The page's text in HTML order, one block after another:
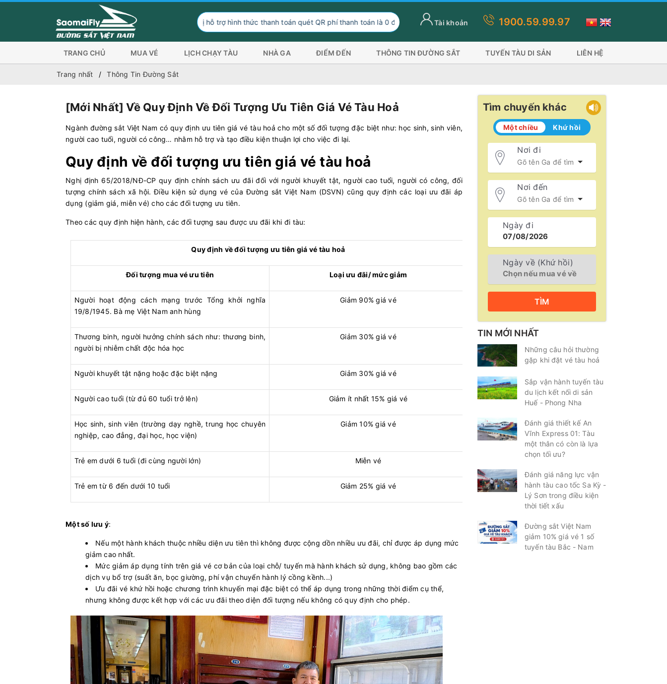
Đơn vị hỗ trợ hình thức thanh toán quét QR phí thanh toán là 0 đồng, ngoài hình thức thanh toán này quý khách lựa chọn thanh toán thẻ visa, ứng dụng ví sẽ
Tài khoản 1900.59.99.97
TRANG CHỦ MUA VÉ LỊCH CHẠY TÀU NHÀ GA ĐIỂM ĐẾN THÔNG TIN ĐƯỜNG SẮT TUYẾN TÀU DI SẢN LIÊN HỆ
Trang nhất Thông Tin Đường Sắt
[Mới Nhất] Về Quy Định Về Đối Tượng Ưu Tiên Giá Vé Tàu Hoả
Ngành đường sắt Việt Nam có quy định ưu tiên giá vé tàu hoả cho một số đối tượng đặc biệt như: học sinh, sinh viên,
người cao tuổi, người có công… nhằm hỗ trợ và tạo điều kiện thuận lợi cho việc đi lại.
Quy định về đối tượng ưu tiên giá vé tàu hoả
Nghị định 65/2018/NĐ-CP quy định chính sách ưu đãi đối với người khuyết tật, người cao tuổi, người có công, đối
tượng chính sách xã hội. Điều kiện sử dụng vé của Đường sắt Việt Nam (DSVN) cũng quy định các loại ưu đãi áp
dụng (giảm giá, miễn vé) cho các đối tượng ưu tiên.
Theo các quy định hiện hành, các đối tượng sau được ưu đãi khi đi tàu:
Quy định về đối tượng ưu tiên giá vé tàu hoả
Đối tượng mua vé ưu tiên Loại ưu đãi/ mức giảm
Người hoạt động cách mạng trước Tổng khởi nghĩa
19/8/1945. Bà mẹ Việt Nam anh hùng
Giảm 90% giá vé
Thương binh, người hưởng chính sách như: thương binh,
người bị nhiễm chất độc hóa học
Giảm 30% giá vé
Người khuyết tật nặng hoặc đặc biệt nặng Giảm 30% giá vé
Người cao tuổi (từ đủ 60 tuổi trở lên) Giảm ít nhất 15% giá vé
Học sinh, sinh viên (trường dạy nghề, trung học chuyên
nghiệp, cao đẳng, đại học, học viện)
Giảm 10% giá vé
Trẻ em dưới 6 tuổi (đi cùng người lớn) Miễn vé
Trẻ em từ 6 đến dưới 10 tuổi Giảm 25% giá vé
Một số lưu ý:
Nếu một hành khách thuộc nhiều diện ưu tiên thì không được cộng dồn nhiều ưu đãi, chỉ được áp dụng mức
giảm cao nhất.
Mức giảm áp dụng tính trên giá vé cơ bản của loại chỗ/ tuyến mà hành khách sử dụng, không bao gồm các
dịch vụ bổ trợ (suất ăn, bọc giường, phí vận chuyển hành lý cồng kềnh...)
Ưu đãi vé khứ hồi hoặc chương trình khuyến mại đặc biệt có thể áp dụng trong những thời điểm cụ thể,
nhưng không được kết hợp với các ưu đãi theo diện đối tượng nếu không có quy định cho phép.
Tìm chuyến khác
Một chiều Khứ hồi
Nơi đi
Nơi đến
Ngày đi
Ngày về (Khứ hồi)
TÌM
TIN MỚI NHẤT
Những câu hỏi thường
gặp khi đặt vé tàu hoả
Sắp vận hành tuyến tàu
du lịch kết nối di sản
Huế - Phong Nha
Đánh giá thiết kế An
Vĩnh Express 01: Tàu
một thân có còn là lựa
chọn tối ưu?
Đánh giá năng lực vận
hành tàu cao tốc Sa Kỳ -
Lý Sơn trong điều kiện
thời tiết xấu
Đường sắt Việt Nam
giảm 10% giá vé 1 số
tuyến tàu Bắc - Nam